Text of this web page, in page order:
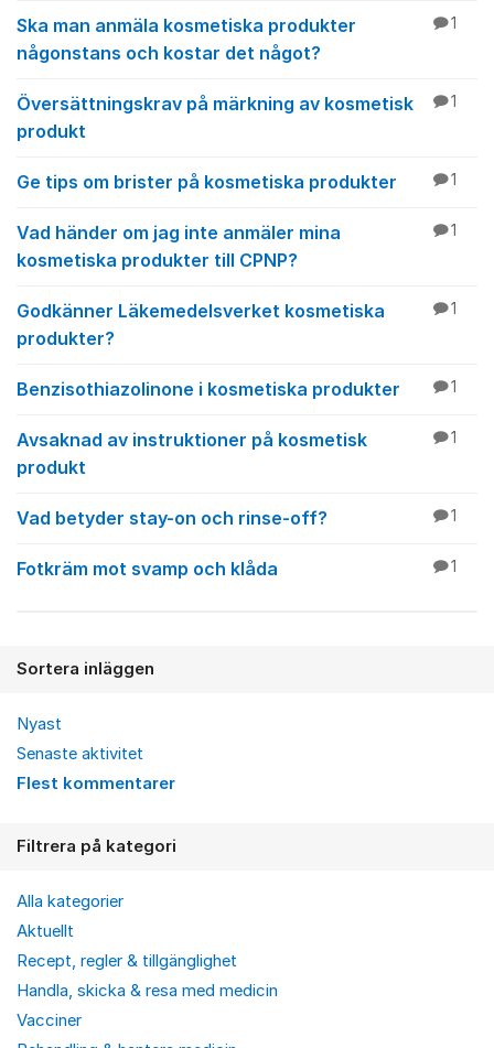
Ska man anmäla kosmetiska produkter
någonstans och kostar det något?
1
Översättningskrav på märkning av kosmetisk
produkt
1
Ge tips om brister på kosmetiska produkter 1
Vad händer om jag inte anmäler mina
kosmetiska produkter till CPNP?
1
Godkänner Läkemedelsverket kosmetiska
produkter?
1
Benzisothiazolinone i kosmetiska produkter 1
Avsaknad av instruktioner på kosmetisk
produkt
1
Vad betyder stay-on och rinse-off? 1
Fotkräm mot svamp och klåda 1
Sortera inläggen
Nyast
Senaste aktivitet
Flest kommentarer
Filtrera på kategori
Alla kategorier
Aktuellt
Recept, regler & tillgänglighet
Handla, skicka & resa med medicin
Vacciner